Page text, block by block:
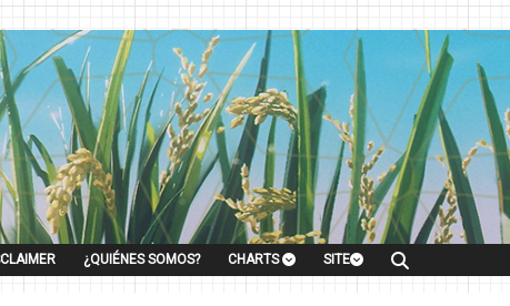
¿QUIÉNES SOMOS? CHARTS SITE